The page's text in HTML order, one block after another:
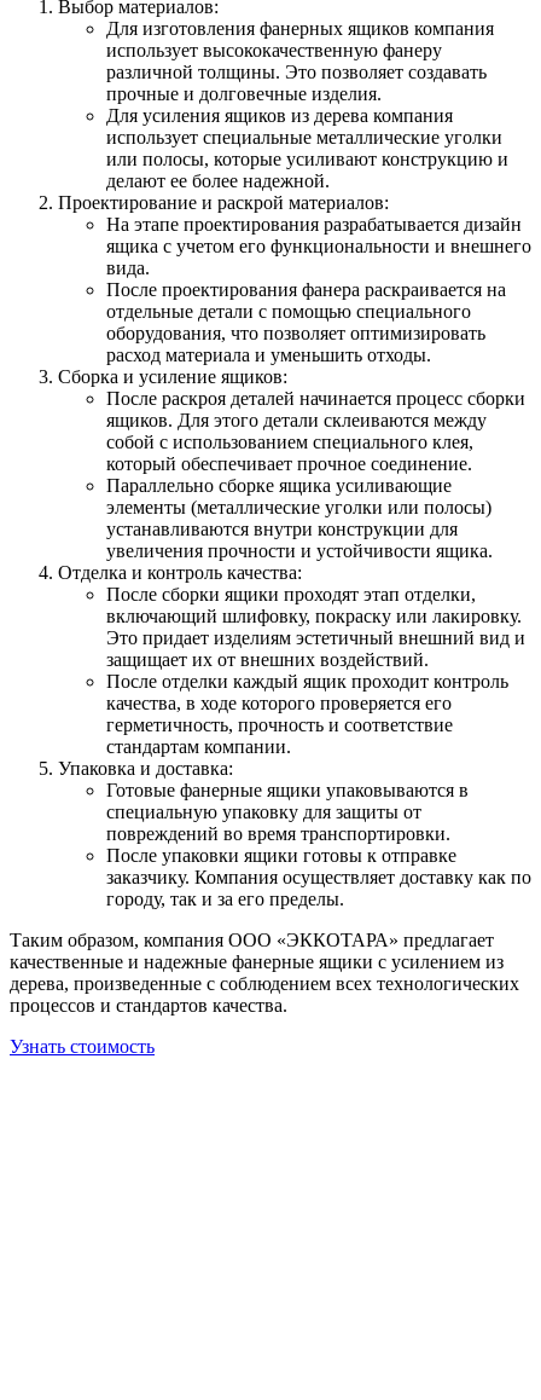
Выбор материалов:
Для изготовления фанерных ящиков компания
использует высококачественную фанеру
различной толщины. Это позволяет создавать
прочные и долговечные изделия.
Для усиления ящиков из дерева компания
использует специальные металлические уголки
или полосы, которые усиливают конструкцию и
делают ее более надежной.
Проектирование и раскрой материалов:
На этапе проектирования разрабатывается дизайн
ящика с учетом его функциональности и внешнего
вида.
После проектирования фанера раскраивается на
отдельные детали с помощью специального
оборудования, что позволяет оптимизировать
расход материала и уменьшить отходы.
Сборка и усиление ящиков:
После раскроя деталей начинается процесс сборки
ящиков. Для этого детали склеиваются между
собой с использованием специального клея,
который обеспечивает прочное соединение.
Параллельно сборке ящика усиливающие
элементы (металлические уголки или полосы)
устанавливаются внутри конструкции для
увеличения прочности и устойчивости ящика.
Отделка и контроль качества:
После сборки ящики проходят этап отделки,
включающий шлифовку, покраску или лакировку.
Это придает изделиям эстетичный внешний вид и
защищает их от внешних воздействий.
После отделки каждый ящик проходит контроль
качества, в ходе которого проверяется его
герметичность, прочность и соответствие
стандартам компании.
Упаковка и доставка:
Готовые фанерные ящики упаковываются в
специальную упаковку для защиты от
повреждений во время транспортировки.
После упаковки ящики готовы к отправке
заказчику. Компания осуществляет доставку как по
городу, так и за его пределы.
Таким образом, компания ООО «ЭККОТАРА» предлагает
качественные и надежные фанерные ящики с усилением из
дерева, произведенные с соблюдением всех технологических
процессов и стандартов качества.
Узнать стоимость